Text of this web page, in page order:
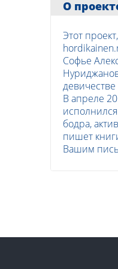
О
Этот
Софье
В апреле
бодра,
пишет
Вашим